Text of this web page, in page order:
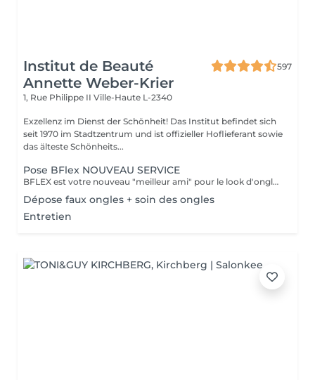
Institut de Beauté
Annette Weber-Krier
597
1, Rue Philippe II Ville-Haute L-2340
Exzellenz im Dienst der Schönheit! Das Institut befindet sich
seit 1970 im Stadtzentrum und ist offizieller Hoflieferant sowie
das älteste Schönheits...
Pose BFlex NOUVEAU SERVICE
BFLEX est votre nouveau "meilleur ami" pour le look d'ongles courts et naturels que tous les clients recherchent ! Il s'agit d'une Babymanucure avec la pose d'un gel intelligent 4-en-1 avec lequel vous avez : Base-Construction-Teinte-Finition ! I C'est une prestation inédite et tendance !
Dépose faux ongles + soin des ongles
Entretien